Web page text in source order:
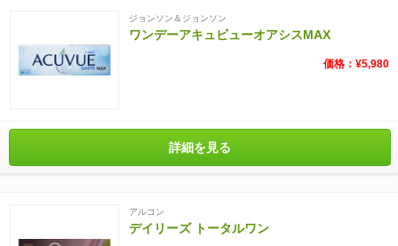
ジョンソン＆ジョンソン
ワンデーアキュビューオアシスMAX
価格：¥5,980
詳細を見る
アルコン
デイリーズ トータルワン